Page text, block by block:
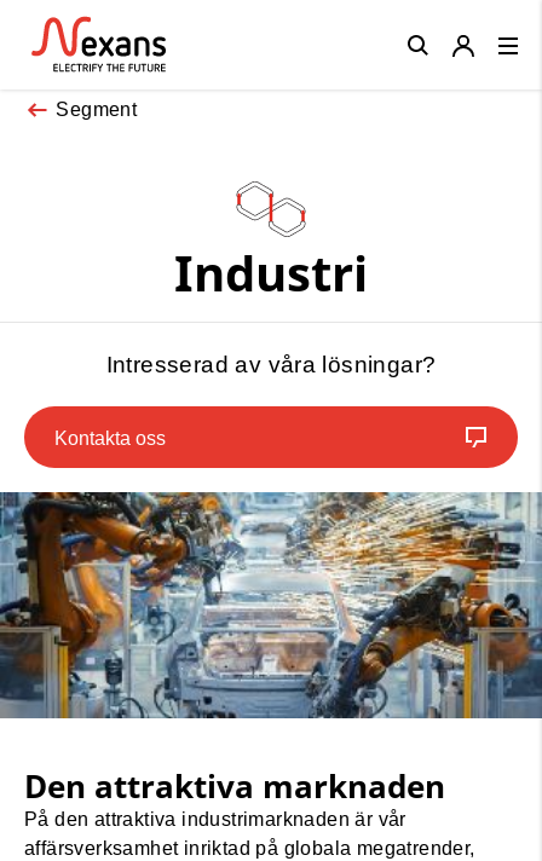
Segment
Industri
Intresserad av våra lösningar?
Kontakta oss
Den attraktiva marknaden
På den attraktiva industrimarknaden är vår
affärsverksamhet inriktad på globala megatrender,
Close